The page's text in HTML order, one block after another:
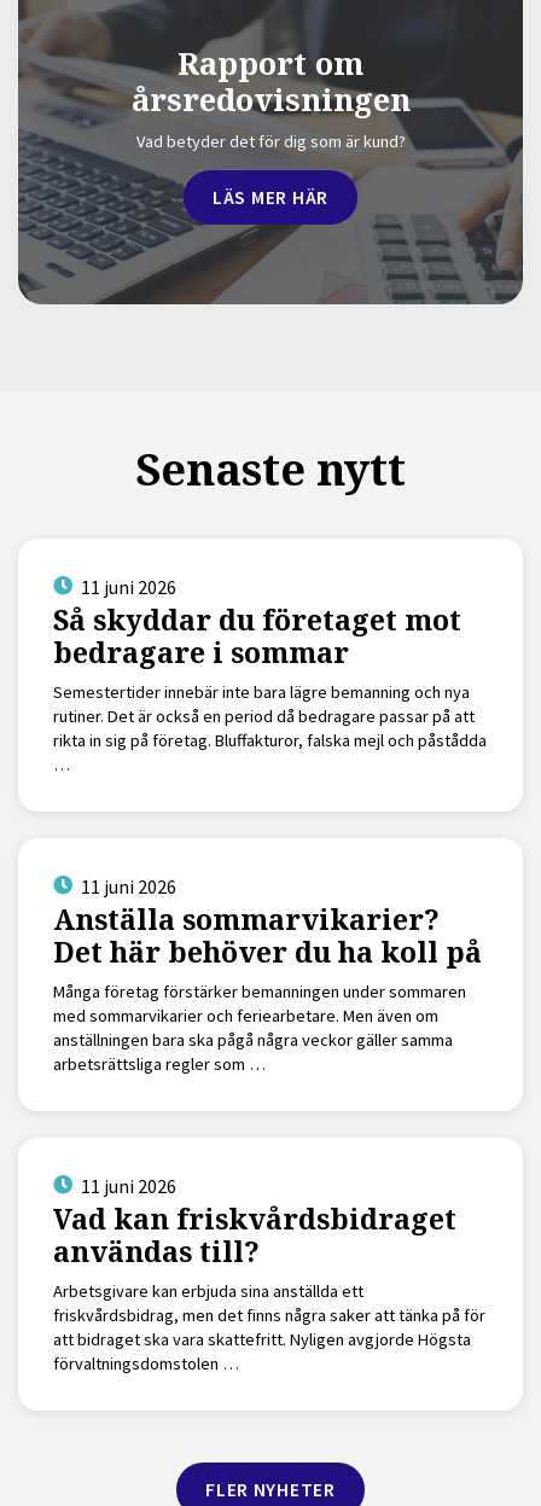
Rapport om
årsredovisningen
Vad betyder det för dig som är kund?
LÄS MER HÄR
Senaste nytt
11 juni 2026
Så skyddar du företaget mot
bedragare i sommar
Semestertider innebär inte bara lägre bemanning och nya
rutiner. Det är också en period då bedragare passar på att
rikta in sig på företag. Bluffakturor, falska mejl och påstådda
…
11 juni 2026
Anställa sommarvikarier?
Det här behöver du ha koll på
Många företag förstärker bemanningen under sommaren
med sommarvikarier och feriearbetare. Men även om
anställningen bara ska pågå några veckor gäller samma
arbetsrättsliga regler som …
11 juni 2026
Vad kan friskvårdsbidraget
användas till?
Arbetsgivare kan erbjuda sina anställda ett
friskvårdsbidrag, men det finns några saker att tänka på för
att bidraget ska vara skattefritt. Nyligen avgjorde Högsta
förvaltningsdomstolen …
FLER NYHETER